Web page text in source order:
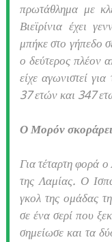
πρωτάθλημα με
Βιεϊρίνια έχει
μπήκε στο γήπεδο
ο δεύτερος πλέον
είχε αγωνιστεί
37 ετών και 347
Ο Μορόν
Για τέταρτη φορά
της Λαμίας. Ο
γκολ της ομάδας
σε ένα σερί που
σημείωσε και τα